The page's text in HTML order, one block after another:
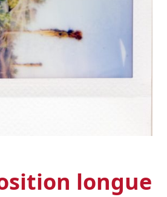
longue